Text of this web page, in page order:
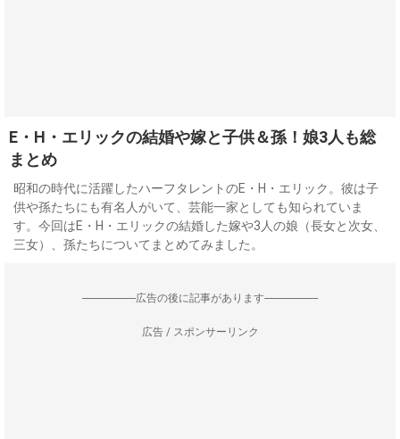
E・H・エリックの結婚や嫁と子供＆孫！娘3人も総
まとめ
昭和の時代に活躍したハーフタレントのE・H・エリック。彼は子
供や孫たちにも有名人がいて、芸能一家としても知られていま
す。今回はE・H・エリックの結婚した嫁や3人の娘（長女と次女、
三女）、孫たちについてまとめてみました。
--------------------広告の後に記事があります--------------------
広告 / スポンサーリンク